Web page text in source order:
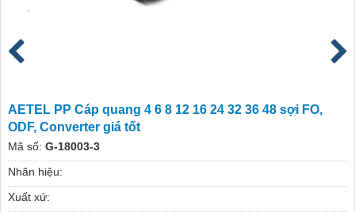
AETEL PP Cáp quang 4 6 8 12 16 24 32 36 48 sợi FO,
ODF, Converter giá tốt
Mã số: G-18003-3
Nhãn hiệu:
Xuất xứ: